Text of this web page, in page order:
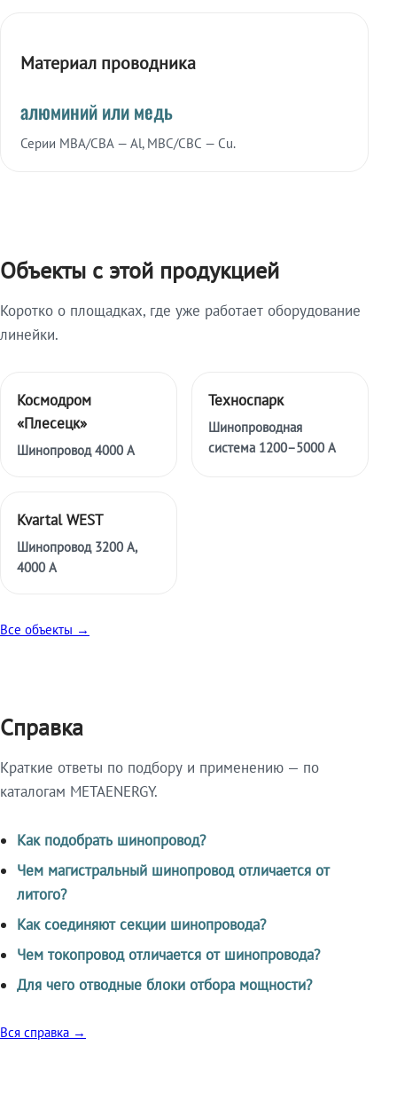
Материал проводника
алюминий или медь
Серии МВА/СВА — Al, МВС/СВС — Cu.
Объекты с этой продукцией
Коротко о площадках, где уже работает оборудование
линейки.
Космодром
«Плесецк»
Шинопровод 4000 А
Техноспарк
Шинопроводная
система 1200–5000 А
Kvartal WEST
Шинопровод 3200 А,
4000 А
Все объекты →
Справка
Краткие ответы по подбору и применению — по
каталогам METAENERGY.
Как подобрать шинопровод?
Чем магистральный шинопровод отличается от
литого?
Как соединяют секции шинопровода?
Чем токопровод отличается от шинопровода?
Для чего отводные блоки отбора мощности?
Вся справка →